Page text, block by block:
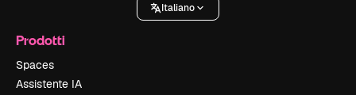
Italiano
Prodotti
Spaces
Assistente IA